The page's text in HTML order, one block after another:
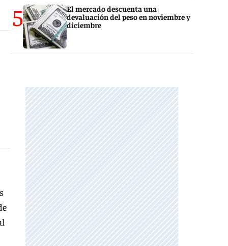
5
El mercado descuenta una
devaluación del peso en noviembre y
diciembre